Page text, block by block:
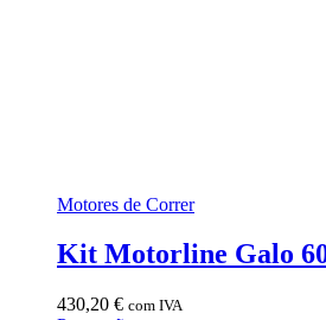
Motores de Correr
Kit Motorline Galo
430,20 € com IVA